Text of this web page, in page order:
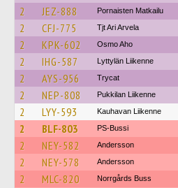
2
JEZ-888 Pornaisten Matkailu
2 CFJ-775 Tjt Ari Arvela
2 KPK-602 Osmo Aho
2 IHG-587 Lyttylän Liikenne
2 AYS-956 Trycat
2 NEP-808 Pukkilan Liikenne
2 LYY-593 Kauhavan Liikenne
2 BLF-803 PS-Bussi
2 NEY-582 Andersson
2 NEY-578 Andersson
2 MLC-820 Norrgårds Buss